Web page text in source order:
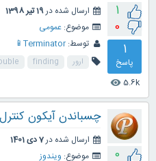
1
0
1
پاسخ
5.6k
visibility
ارسال شده در19 تیر 1398
موضوع: عمومی
توسط: Terminator📱
ارور finding
0
چسباندن آیکون
ارسال شده در7 دی 1401
موضوع: ویندوز